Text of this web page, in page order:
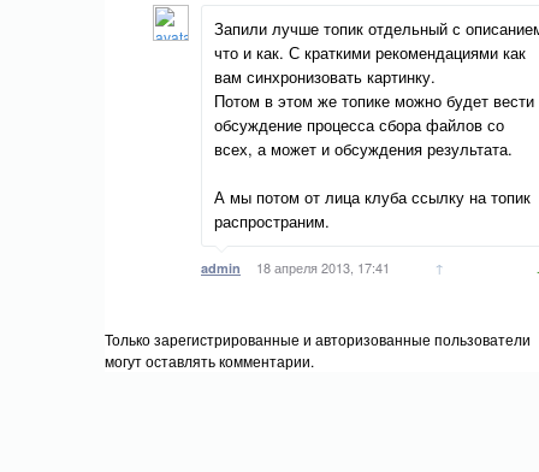
Запили лучше топик отдельный с
что и как. С краткими рекомендациями как
вам синхронизовать картинку.
Потом в этом же топике можно будет вести
обсуждение процесса сбора файлов со
всех, а может и обсуждения результата.
А мы потом от лица клуба ссылку на топик
распространим.
admin 18 апреля 2013, 17:41 ↑
Только зарегистрированные и авторизованные пользователи
могут оставлять комментарии.